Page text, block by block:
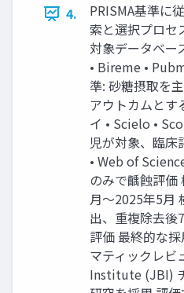
4.
PRISMA基準に
索と選択プロセ
対象データベー
• Bireme •
準: 砂糖摂取を
アウトカムとす
イ • Scielo •
児が対象、臨床
• Web of
のみで齲蝕評価
月〜2025年5月
出、重複除去後
評価 最終的な
マティックレビ
Institute (JBI)